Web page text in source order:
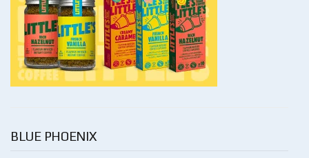
BLUE PHOENIX